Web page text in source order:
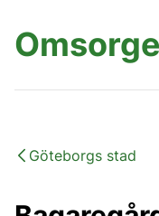
Göteborgs stad